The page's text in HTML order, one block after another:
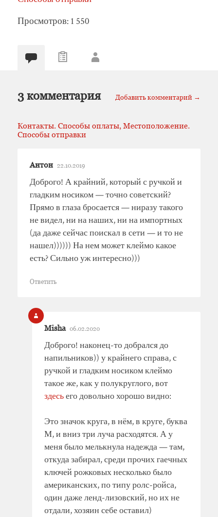
Просмотров: 1 550
3 комментария Добавить комментарий →
Контакты. Способы оплаты, Местоположение.
Способы отправки
Антон 22.10.2019
Доброго! А крайний, который с ручкой и
гладким носиком — точно советский?
Прямо в глаза бросается — ниразу такого
не видел, ни на наших, ни на импортных
(да даже сейчас поискал в сети — и то не
нашел)))))) На нем может клеймо какое
есть? Сильно уж интересно)))
Ответить
Misha 06.02.2020
Доброго! наконец-то добрался до
напильников)) у крайнего справа, с
ручкой и гладким носиком клеймо
такое же, как у полукруглого, вот
здесьего довольно хорошо видно:
Это значок круга, в нём, в круге, буква
М, и вниз три луча расходятся. А у
меня было мелькнула надежда — там,
откуда забирал, среди прочих гаечных
ключей рожковых несколько было
американских, по типу ролс-ройса,
один даже ленд-лизовский, но их не
отдали, хозяин себе оставил)